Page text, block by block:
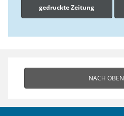
gedruckte Zeitung
NACH OBEN